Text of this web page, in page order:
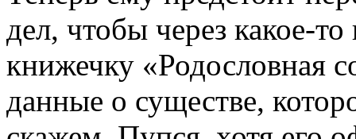
дел, чтобы через какое-
книжечку «Родословная
данные о существе,